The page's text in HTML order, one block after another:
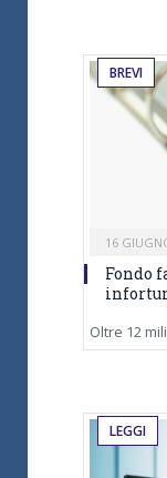
BREVI
16
Fondo
Oltre 12
LEGGI